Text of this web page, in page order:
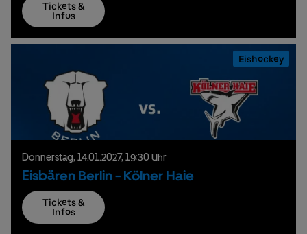
Tickets &
Infos
Eishockey
Donnerstag,14.01.2027,19:30 Uhr
Eisbären Berlin - Kölner Haie
Tickets &
Infos